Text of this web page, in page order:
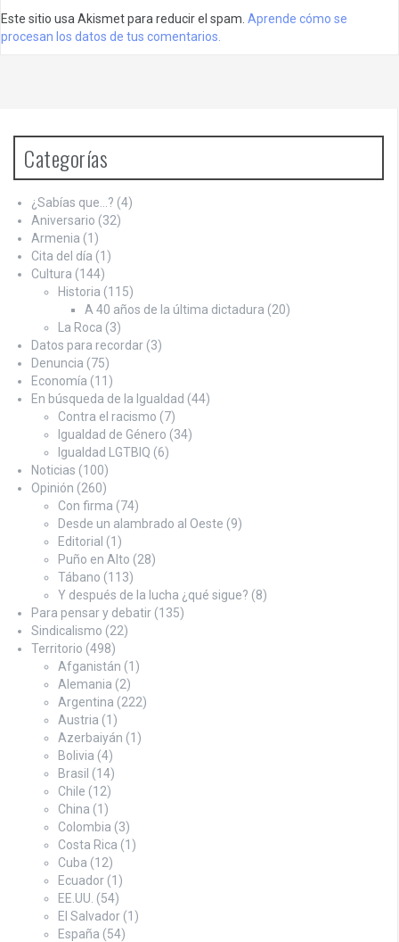
Este sitio usa Akismet para reducir el spam. Aprende cómo se
procesan los datos de tus comentarios.
Categorías
¿Sabías que…? (4)
Aniversario (32)
Armenia (1)
Cita del día (1)
Cultura (144)
Historia (115)
A 40 años de la última dictadura (20)
La Roca (3)
Datos para recordar (3)
Denuncia (75)
Economía (11)
En búsqueda de la Igualdad (44)
Contra el racismo (7)
Igualdad de Género (34)
Igualdad LGTBIQ (6)
Noticias (100)
Opinión (260)
Con firma (74)
Desde un alambrado al Oeste (9)
Editorial (1)
Puño en Alto (28)
Tábano (113)
Y después de la lucha ¿qué sigue? (8)
Para pensar y debatir (135)
Sindicalismo (22)
Territorio (498)
Afganistán (1)
Alemania (2)
Argentina (222)
Austria (1)
Azerbaiyán (1)
Bolivia (4)
Brasil (14)
Chile (12)
China (1)
Colombia (3)
Costa Rica (1)
Cuba (12)
Ecuador (1)
EE.UU. (54)
El Salvador (1)
España (54)